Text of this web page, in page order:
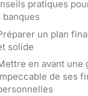
pratiques
banques
un plan
solide
en avant une
de ses